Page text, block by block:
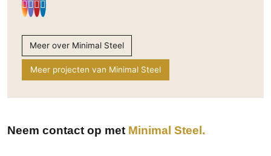
Meer over Minimal Steel
Meer projecten van Minimal Steel
Neem contact op met Minimal Steel